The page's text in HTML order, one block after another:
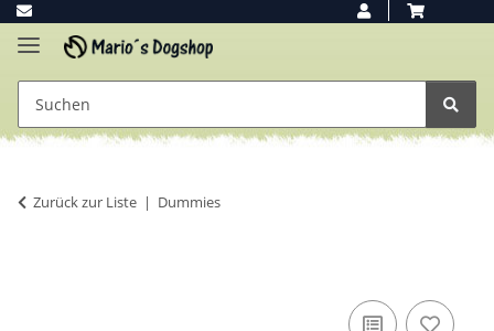
Zurück zur Liste Dummies